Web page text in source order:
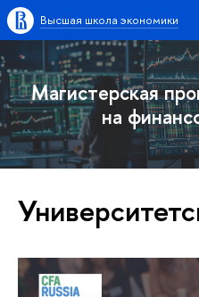
Высшая школа экономики
Магистерская
на